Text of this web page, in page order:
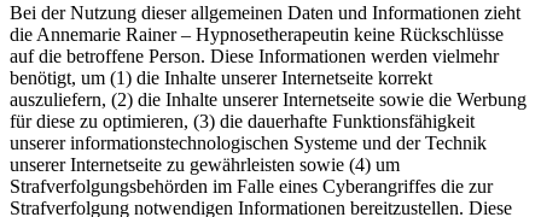
Bei der Nutzung dieser allgemeinen Daten und Informationen zieht
die Annemarie Rainer – Hypnosetherapeutin keine Rückschlüsse
auf die betroffene Person. Diese Informationen werden vielmehr
benötigt, um (1) die Inhalte unserer Internetseite korrekt
auszuliefern, (2) die Inhalte unserer Internetseite sowie die Werbung
für diese zu optimieren, (3) die dauerhafte Funktionsfähigkeit
unserer informationstechnologischen Systeme und der Technik
unserer Internetseite zu gewährleisten sowie (4) um
Strafverfolgungsbehörden im Falle eines Cyberangriffes die zur
Strafverfolgung notwendigen Informationen bereitzustellen. Diese